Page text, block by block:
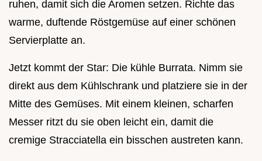
ruhen, damit sich die Aromen setzen. Richte das
warme, duftende Röstgemüse auf einer schönen
Servierplatte an.
Jetzt kommt der Star: Die kühle Burrata. Nimm sie
direkt aus dem Kühlschrank und platziere sie in der
Mitte des Gemüses. Mit einem kleinen, scharfen
Messer ritzt du sie oben leicht ein, damit die
cremige Stracciatella ein bisschen austreten kann.